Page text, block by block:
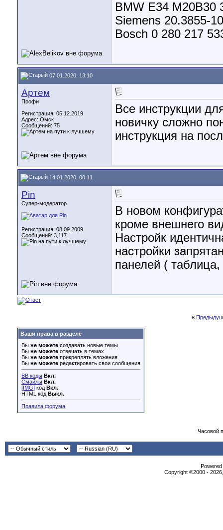
BMW E34 M20B30
Siemens 20.3855-10
Bosch 0 280 217
07.01.2020, 13:10
Артем
Профи
Регистрация: 05.12.2019
Адрес: Омск
Сообщений: 75
Все инструкции
новичку сложно
инструкция на
14.01.2020, 00:11
Pin
Супер-модератор
Регистрация: 08.09.2009
Сообщений: 3,117
В новом
кроме внешнего
Настройк
настройки
панелей (
«
Ваши права в разделе
Вы не можете создавать новые темы
Вы не можете отвечать в темах
Вы не можете прикреплять вложения
Вы не можете редактировать свои сообщения
BB коды Вкл.
Смайлы Вкл.
[IMG] код Вкл.
HTML код Выкл.
Правила форума
Часовой
Copyright ©2000 -